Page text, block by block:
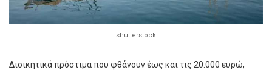
shutterstock
Διοικητικά πρόστιμα που φθάνουν έως και τις 20.000 ευρώ,